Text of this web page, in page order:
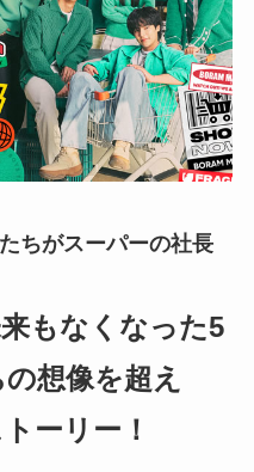
ちがスーパーの社長
もなくなった5
想像を超え
ーリー！